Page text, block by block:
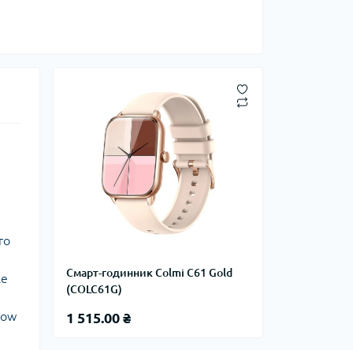
Смарт-годинник Colmi C61 Gold
(COLC61G)
1 515.00 ₴